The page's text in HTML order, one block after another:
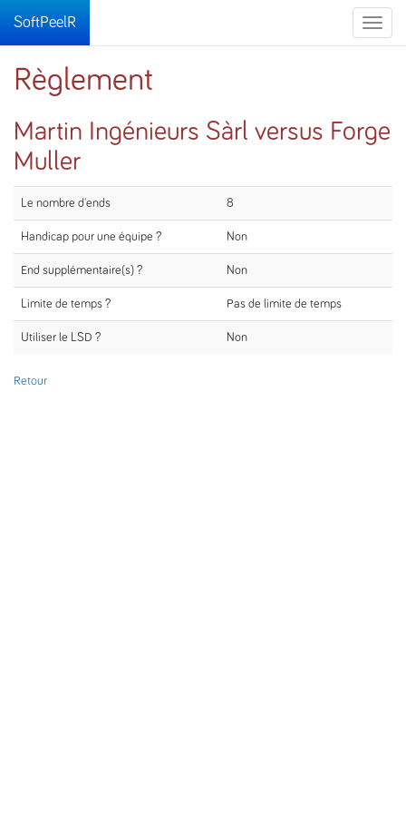
Toggle
SoftPeelR
Règlement
Martin Ingénieurs Sàrl versus Forge
Muller
Le nombre d'ends 8
Handicap pour une équipe ? Non
End supplémentaire(s) ? Non
Limite de temps ? Pas de limite de temps
Utiliser le LSD ? Non
Retour